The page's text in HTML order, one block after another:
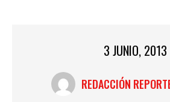
3 JUNIO, 2013
REDACCIÓN